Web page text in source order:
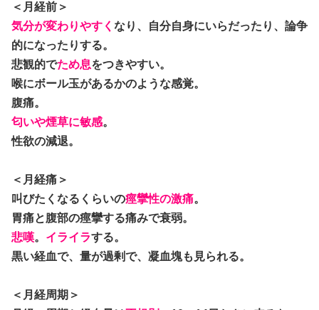
＜月経前＞
気分が変わりやすく なり、自分自身にいらだったり、論争
的になったりする。
悲観的でため息をつきやすい。
喉にボール玉があるかのような感覚。
腹痛。
匂いや煙草に敏感。
性欲の減退。
＜月経痛＞
叫びたくなるくらいの痙攣性の激痛。
胃痛と腹部の痙攣する痛みで衰弱。
悲嘆。 イライラする。
黒い経血で、量が過剰で、凝血塊も見られる。
＜月経周期＞